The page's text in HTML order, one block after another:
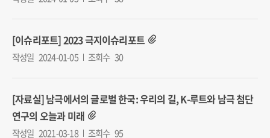
[이슈리포트] 2023 극지이슈리포트
작성일 2024-01-05 조회수 30
[자료실] 남극에서의 글로벌 한국: 우리의 길, K-루트와 남극 첨단
연구의 오늘과 미래
작성일 2021-03-18 조회수 95